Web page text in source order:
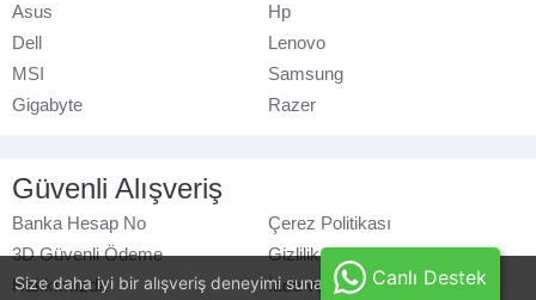
Size daha iyi bir alışveriş deneyimi sunabilmek için, çerezler
Asus
Hp
Dell
Lenovo
MSI
Samsung
Gigabyte
Razer
Güvenli Alışveriş
Banka Hesap No
Çerez Politikası
3D Güvenli Ödeme
Gizlilik Politikası
Hakkımızda
İade ve DeğişimCanlı Destek